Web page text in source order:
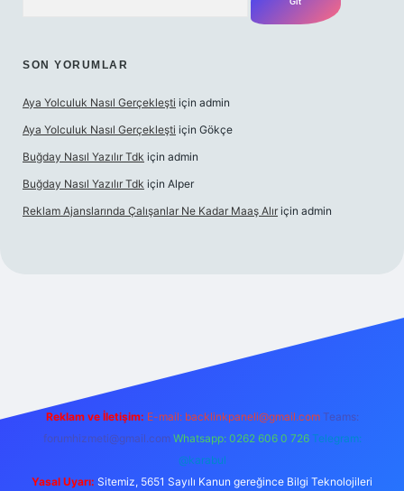
SON YORUMLAR
Aya Yolculuk Nasıl Gerçekleşti için admin
Aya Yolculuk Nasıl Gerçekleşti için Gökçe
Buğday Nasıl Yazılır Tdk için admin
Buğday Nasıl Yazılır Tdk için Alper
Reklam Ajanslarında Çalışanlar Ne Kadar Maaş Alır için admin
Reklam ve İletişim: E-mail: backlinkpaneli@gmail.com Teams:
forumhizmeti@gmail.com Whatsapp: 0262 606 0 726 Telegram:
@karabul
Yasal Uyarı: Sitemiz, 5651 Sayılı Kanun gereğince Bilgi Teknolojileri